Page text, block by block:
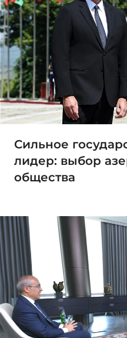
Сильное
лидер: выбор
общества